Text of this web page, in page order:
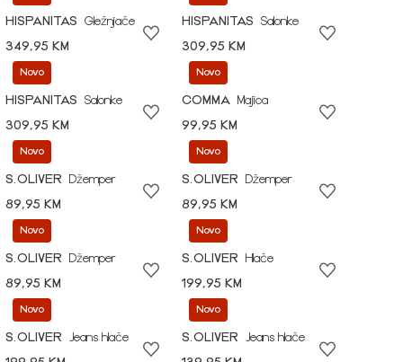
HISPANITAS
Gležnjače
349,95 KM
HISPANITAS
Salonke
309,95 KM
Novo
HISPANITAS
Salonke
309,95 KM
Novo
COMMA
Majica
99,95 KM
Novo
S.OLIVER
Džemper
89,95 KM
Novo
S.OLIVER
Džemper
89,95 KM
Novo
S.OLIVER
Džemper
89,95 KM
Novo
S.OLIVER
Hlače
199,95 KM
Novo
S.OLIVER
Jeans hlače
Novo
S.OLIVER
Jeans hlače